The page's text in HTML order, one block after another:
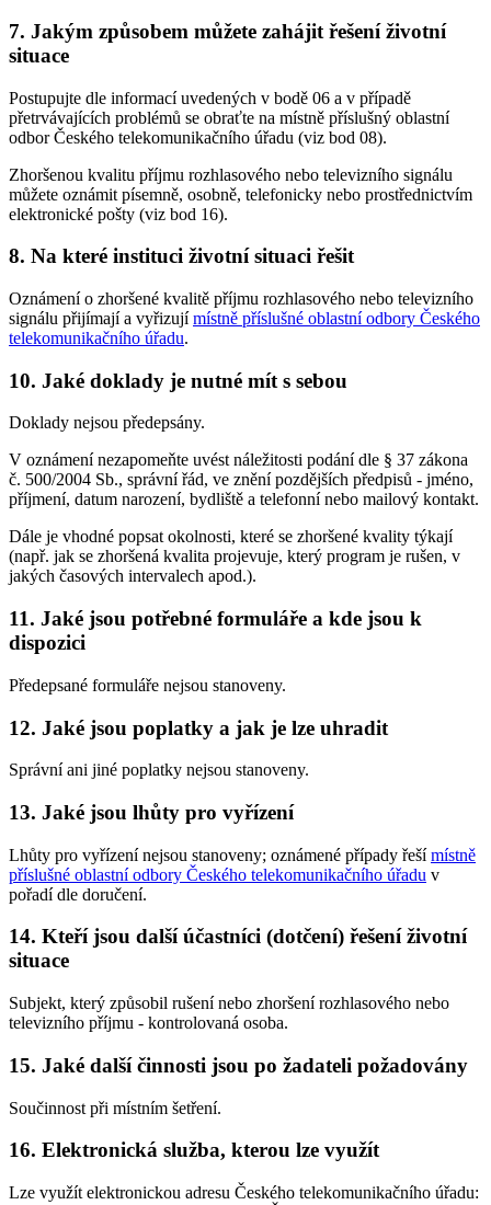
7. Jakým způsobem můžete zahájit řešení životní
situace
Postupujte dle informací uvedených v bodě 06 a v případě
přetrvávajících problémů se obraťte na místně příslušný oblastní
odbor Českého telekomunikačního úřadu (viz bod 08).
Zhoršenou kvalitu příjmu rozhlasového nebo televizního signálu
můžete oznámit písemně, osobně, telefonicky nebo prostřednictvím
elektronické pošty (viz bod 16).
8. Na které instituci životní situaci řešit
Oznámení o zhoršené kvalitě příjmu rozhlasového nebo televizního
signálu přijímají a vyřizujímístně příslušné oblastní odbory Českého
telekomunikačního úřadu.
10. Jaké doklady je nutné mít s sebou
Doklady nejsou předepsány.
V oznámení nezapomeňte uvést náležitosti podání dle § 37 zákona
č. 500/2004 Sb., správní řád, ve znění pozdějších předpisů - jméno,
příjmení, datum narození, bydliště a telefonní nebo mailový kontakt.
Dále je vhodné popsat okolnosti, které se zhoršené kvality týkají
(např. jak se zhoršená kvalita projevuje, který program je rušen, v
jakých časových intervalech apod.).
11. Jaké jsou potřebné formuláře a kde jsou k
dispozici
Předepsané formuláře nejsou stanoveny.
12. Jaké jsou poplatky a jak je lze uhradit
Správní ani jiné poplatky nejsou stanoveny.
13. Jaké jsou lhůty pro vyřízení
Lhůty pro vyřízení nejsou stanoveny; oznámené případy řešímístně
příslušné oblastní odbory Českého telekomunikačního úřadu v
pořadí dle doručení.
14. Kteří jsou další účastníci (dotčení) řešení životní
situace
Subjekt, který způsobil rušení nebo zhoršení rozhlasového nebo
televizního příjmu - kontrolovaná osoba.
15. Jaké další činnosti jsou po žadateli požadovány
Součinnost při místním šetření.
16. Elektronická služba, kterou lze využít
Lze využít elektronickou adresu Českého telekomunikačního úřadu: